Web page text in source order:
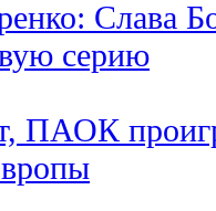
Слава
серию
ПАОК